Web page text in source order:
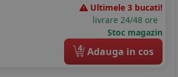
Ultimele 3 bucati!
livrare 24/48 ore
Stoc magazin
4 Adauga in cos